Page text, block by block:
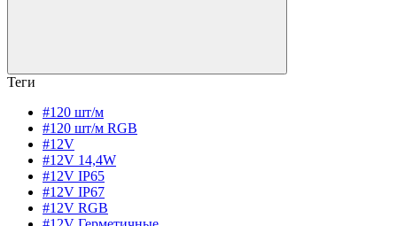
Теги
#120 шт/м
#120 шт/м RGB
#12V
#12V 14,4W
#12V IP65
#12V IP67
#12V RGB